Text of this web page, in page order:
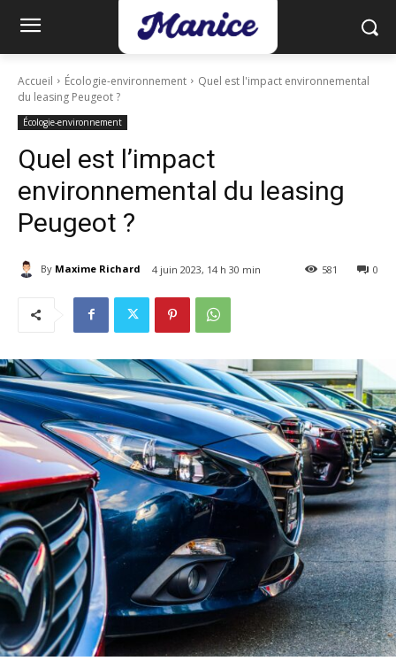
Accueil Écologie-environnement
Quel est l'impact environnemental
du leasing Peugeot ?
Écologie-environnement
Quel est l’impact
environnemental du leasing
Peugeot ?
By Maxime Richard 4 juin 2023, 14 h 30 min 0
581